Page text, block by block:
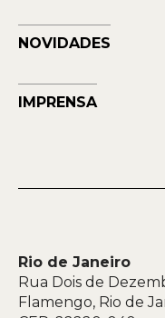
NOVIDADES
IMPRENSA
Rio de Janeiro
Rua Dois de
Flamengo, Rio de